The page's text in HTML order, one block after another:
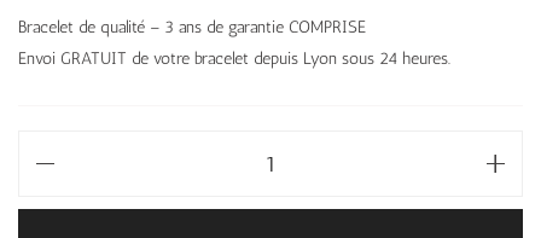
Bracelet de qualité – 3 ans de garantie COMPRISE
Envoi GRATUIT de votre bracelet depuis Lyon sous 24 heures.